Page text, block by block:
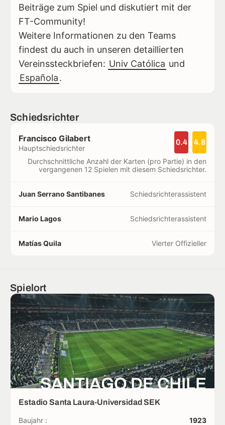
Beiträge zum Spiel und diskutiert mit der
FT-Community!
Weitere Informationen zu den Teams
findest du auch in unseren detaillierten
Vereinssteckbriefen: Univ Católica und
Española.
Schiedsrichter
Francisco Gilabert
Hauptschiedsrichter
0.4 4.8
Durchschnittliche Anzahl der Karten (pro Partie) in den
vergangenen 12 Spielen mit diesem Schiedsrichter.
Juan Serrano Santibanes Schiedsrichterassistent
Mario Lagos Schiedsrichterassistent
Matías Quila Vierter Offizieller
Spielort
SANTIAGO DE CHILE
Estadio Santa Laura-Universidad SEK
Baujahr : 1923